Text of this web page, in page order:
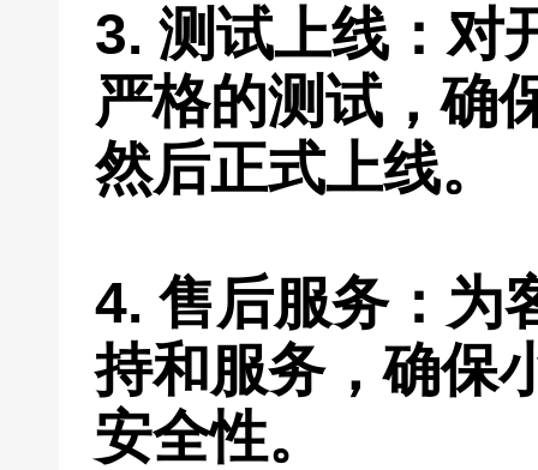
3. 测试上线：对
严格的测试，确
然后正式上线。
4. 售后服务：为
持和服务，确保
安全性。